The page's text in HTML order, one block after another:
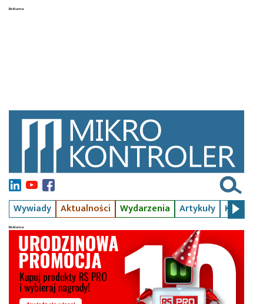
Wywiady Aktualności Wydarzenia Artykuły Kursy